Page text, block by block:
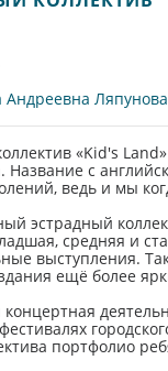
Андреевна Ляпунова
«Kid's
с
ведь и мы
эстрадный
средняя и
выступления.
ещё более
концертная
фестивалях
портфолио